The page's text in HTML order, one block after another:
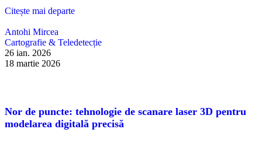
Citește mai departe
Antohi Mircea
Cartografie & Teledetecție
26 ian. 2026
18 martie 2026
Nor de puncte: tehnologie de scanare laser 3D pentru
modelarea digitală precisă